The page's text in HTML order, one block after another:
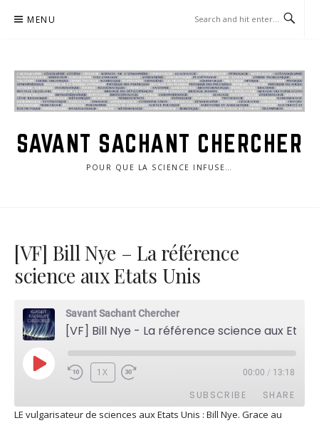
MENU
SAVANT SACHANT CHERCHER
POUR QUE LA SCIENCE INFUSE…
[VF] Bill Nye – La référence
science aux Etats Unis
Savant Sachant Chercher
PLAY
EPISODE
1X 00:00 / 13:18
SUBSCRIBE SHARE
LE vulgarisateur de sciences aux Etats Unis : Bill Nye. Grace au